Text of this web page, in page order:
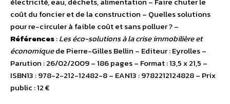
coût du foncier et de la construction – Quelles solutions
pour re-circuler à faible coût et sans polluer ? –
Références:Les éco-solutions à la crise immobilière et
économiquede Pierre-Gilles Bellin – Editeur : Eyrolles –
Parution : 26/02/2009 – 186 pages – Format : 13,5 x 21,5 –
ISBN13 : 978-2-212-12482-8 – EAN13 : 9782212124828 – Prix
public : 12 €